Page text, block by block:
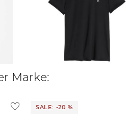
On | Damen Laufshirt CORE-T
Marke:
SALE: -20 %